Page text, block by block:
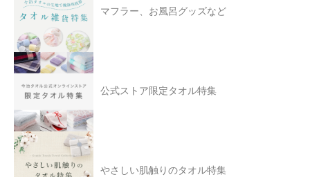
マフラー、お風呂グッズなど
公式ストア限定タオル特集
やさしい肌触りのタオル特集